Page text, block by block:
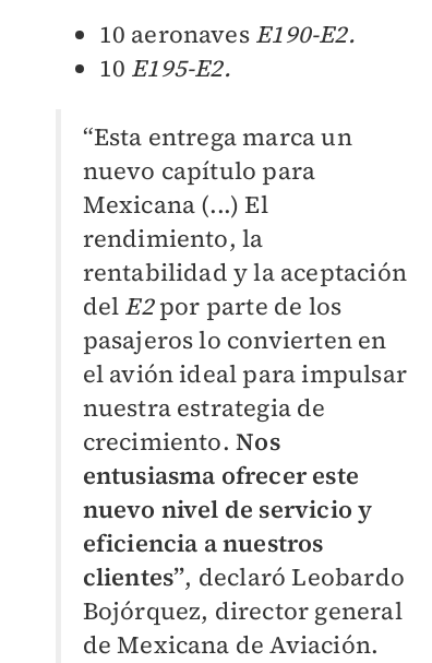
10 aeronavesE190-E2.
10 E195-E2.
“Esta entrega marca un
nuevo capítulo para
Mexicana (...) El
rendimiento, la
rentabilidad y la aceptación
del E2por parte de los
pasajeros lo convierten en
el avión ideal para impulsar
nuestra estrategia de
crecimiento.Nos
entusiasma ofrecer este
nuevo nivel de servicio y
eficiencia a nuestros
clientes”, declaró Leobardo
Bojórquez, director general
de Mexicana de Aviación.